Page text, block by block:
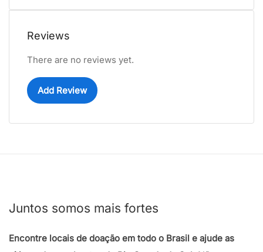
Reviews
There are no reviews yet.
Add Review
Juntos somos mais fortes
Encontre locais de doação em todo o Brasil e ajude as